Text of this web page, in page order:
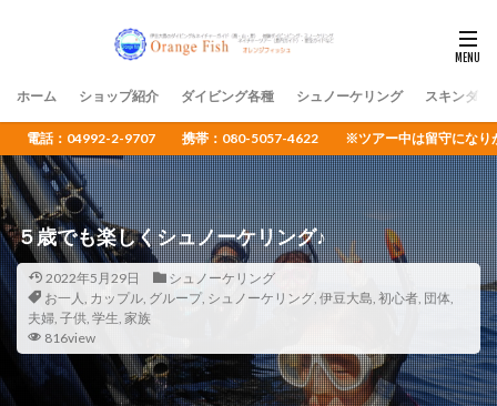
ホーム ショップ紹介 ダイビング各種 シュノーケリング スキンダイ
電話：04992-2-9707 携帯：080-5057-4622 ※ツアー中は留守になりがち
５歳でも楽しくシュノーケリング♪
2022年5月29日
シュノーケリング
お一人, カップル, グループ, シュノーケリング, 伊豆大島, 初心者, 団体,
夫婦, 子供, 学生, 家族
816view